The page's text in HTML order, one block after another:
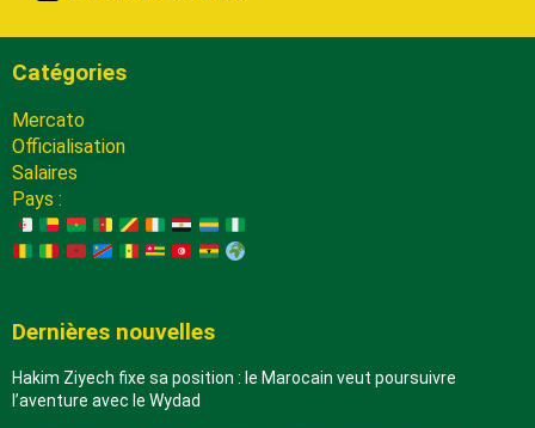
Catégories
Mercato
Officialisation
Salaires
Pays :
Dernières nouvelles
Hakim Ziyech fixe sa position : le Marocain veut poursuivre
l’aventure avec le Wydad